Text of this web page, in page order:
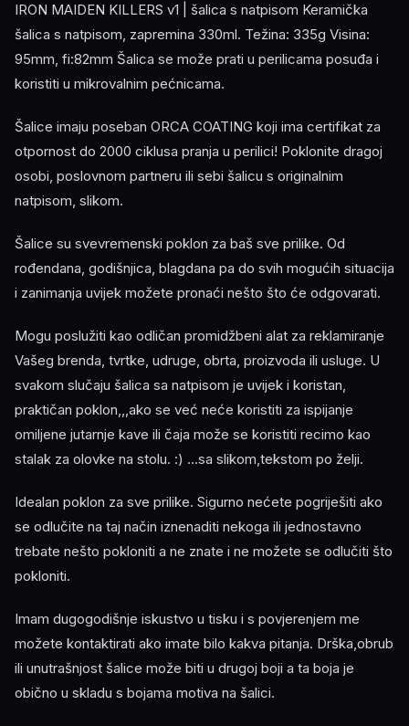
IRON MAIDEN KILLERS v1 | šalica s natpisom Keramička
šalica s natpisom, zapremina 330ml. Težina: 335g Visina:
95mm, fi:82mm Šalica se može prati u perilicama posuđa i
koristiti u mikrovalnim pećnicama.
Šalice imaju poseban ORCA COATING koji ima certifikat za
otpornost do 2000 ciklusa pranja u perilici! Poklonite dragoj
osobi, poslovnom partneru ili sebi šalicu s originalnim
natpisom, slikom.
Šalice su svevremenski poklon za baš sve prilike. Od
rođendana, godišnjica, blagdana pa do svih mogućih situacija
i zanimanja uvijek možete pronaći nešto što će odgovarati.
Mogu poslužiti kao odličan promidžbeni alat za reklamiranje
Vašeg brenda, tvrtke, udruge, obrta, proizvoda ili usluge. U
svakom slučaju šalica sa natpisom je uvijek i koristan,
praktičan poklon,,,ako se već neće koristiti za ispijanje
omiljene jutarnje kave ili čaja može se koristiti recimo kao
stalak za olovke na stolu. :) ...sa slikom,tekstom po želji.
Idealan poklon za sve prilike. Sigurno nećete pogriješiti ako
se odlučite na taj način iznenaditi nekoga ili jednostavno
trebate nešto pokloniti a ne znate i ne možete se odlučiti što
pokloniti.
Imam dugogodišnje iskustvo u tisku i s povjerenjem me
možete kontaktirati ako imate bilo kakva pitanja. Drška,obrub
ili unutrašnjost šalice može biti u drugoj boji a ta boja je
obično u skladu s bojama motiva na šalici.